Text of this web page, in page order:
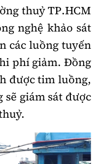
thuỷ TP.HCM
nghệ khảo sát
các luồng tuyến
phí giảm. Đồng
được tim luồng,
giám sát được